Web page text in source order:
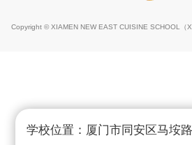
学校位置：厦门市同安区马垵
Copyright © XIAMEN NEW EAST CUISINE SCHOOL（